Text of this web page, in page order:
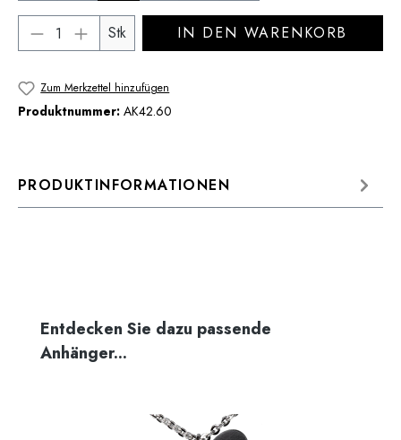
Produkt Anzahl: Gib den gewünschten
Stk IN DEN WARENKORB
Zum Merkzettel hinzufügen
Produktnummer: AK42.60
PRODUKTINFORMATIONEN
Produktgalerie überspringen
Entdecken Sie dazu passende
Anhänger...